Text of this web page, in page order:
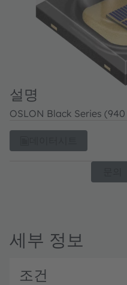
설명
OSLON Black Series
세부 정보
조건